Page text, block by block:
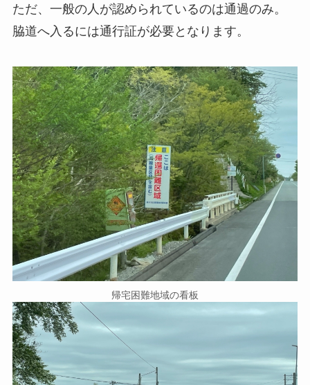
ただ、一般の人が認められているのは通過のみ。
脇道へ入るには通行証が必要となります。
帰宅困難地域の看板